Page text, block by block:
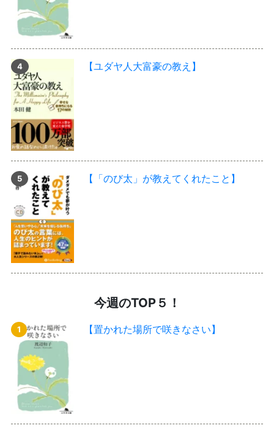
【ユダヤ人大富豪の教え】
【「のび太」が教えてくれたこと】
今週のTOP５！
【置かれた場所で咲きなさい】